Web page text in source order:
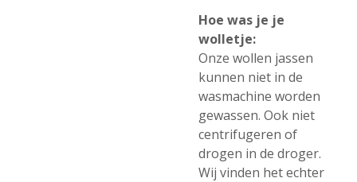
Hoe was je je
wolletje:
Onze wollen jassen
kunnen niet in de
wasmachine worden
gewassen. Ook niet
centrifugeren of
drogen in de droger.
Wij vinden het echter